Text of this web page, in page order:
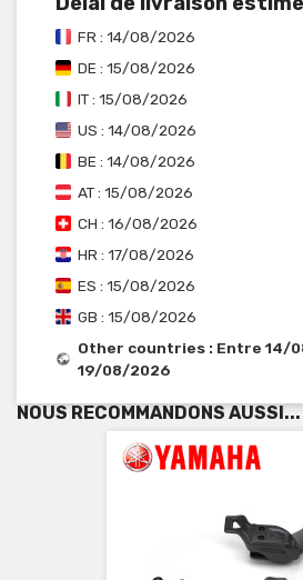
FR : 14/08/2026
DE : 15/08/2026
IT : 15/08/2026
US : 14/08/2026
BE : 14/08/2026
AT : 15/08/2026
CH : 16/08/2026
HR : 17/08/2026
ES : 15/08/2026
GB : 15/08/2026
Other countries : Entre 14/
19/08/2026
NOUS RECOMMANDONS AUSSI...